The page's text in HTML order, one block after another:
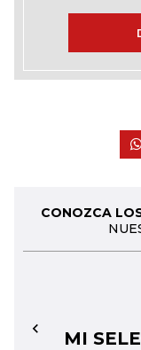
CONOZCA
MI
←